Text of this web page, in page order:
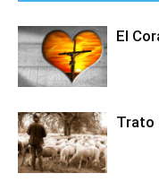
El
Trato